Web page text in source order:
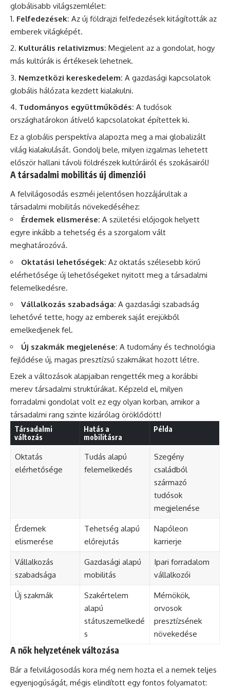
globálisabb világszemlélet:
Felfedezések: Az új földrajzi felfedezések kitágították az
emberek világképét.
Kulturális relativizmus: Megjelent az a gondolat, hogy
más kultúrák is értékesek lehetnek.
Nemzetközi kereskedelem: A gazdasági kapcsolatok
globális hálózata kezdett kialakulni.
Tudományos együttműködés: A tudósok
országhatárokon átívelő kapcsolatokat építettek ki.
Ez a globális perspektíva alapozta meg a mai globalizált
világ kialakulását. Gondolj bele, milyen izgalmas lehetett
először hallani távoli földrészek kultúráiról és szokásairól!
A társadalmi mobilitás új dimenziói
A felvilágosodás eszméi jelentősen hozzájárultak a
társadalmi mobilitás növekedéséhez:
Érdemek elismerése: A születési előjogok helyett
egyre inkább a tehetség és a szorgalom vált
meghatározóvá.
Oktatási lehetőségek: Az oktatás szélesebb körű
elérhetősége új lehetőségeket nyitott meg a társadalmi
felemelkedésre.
Vállalkozás szabadsága: A gazdasági szabadság
lehetővé tette, hogy az emberek saját erejükből
emelkedjenek fel.
Új szakmák megjelenése: A tudomány és technológia
fejlődése új, magas presztízsű szakmákat hozott létre.
Ezek a változások alapjaiban rengették meg a korábbi
merev társadalmi struktúrákat. Képzeld el, milyen
forradalmi gondolat volt ez egy olyan korban, amikor a
társadalmi rang szinte kizárólag öröklődött!
Társadalmi
változás
Hatás a
mobilitásra
Példa
Oktatás
elérhetősége
Tudás alapú
felemelkedés
Szegény
családból
származó
tudósok
megjelenése
Érdemek
elismerése
Tehetség alapú
előrejutás
Napóleon
karrierje
Vállalkozás
szabadsága
Gazdasági alapú
mobilitás
Ipari forradalom
vállalkozói
Új szakmák
Szakértelem
alapú
státuszemelkedé
s
Mérnökök,
orvosok
presztízsének
növekedése
A nők helyzetének változása
Bár a felvilágosodás kora még nem hozta el a nemek teljes
egyenjogúságát, mégis elindított egy fontos folyamatot: